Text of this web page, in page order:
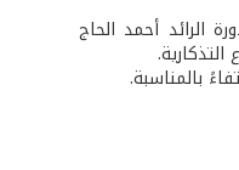
الرائد أحمد الحاج
بالمناسبة.